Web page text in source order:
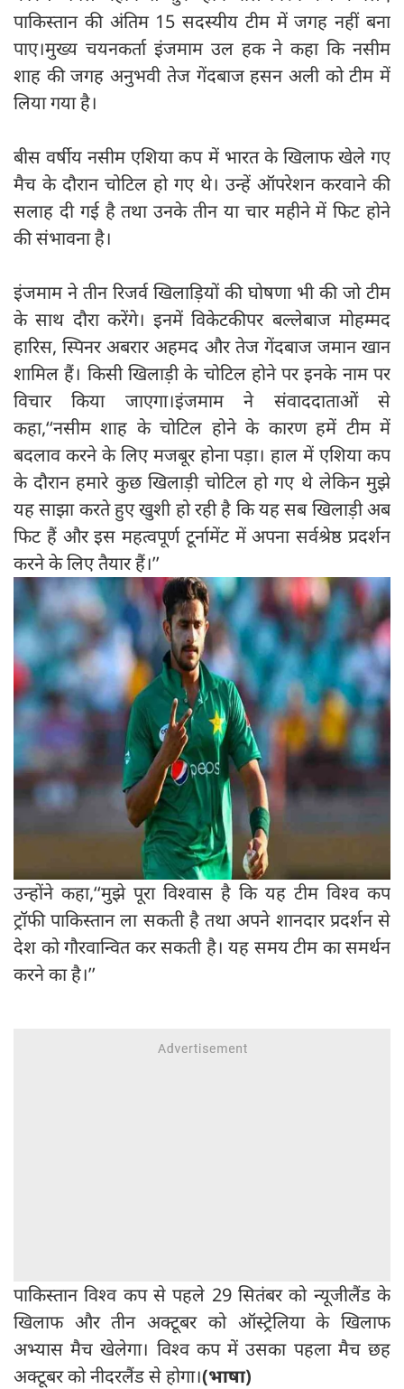
पाकिस्तान की अंतिम 15 सदस्यीय टीम में जगह नहीं बना
पाए।मुख्य चयनकर्ता इंजमाम उल हक ने कहा कि नसीम
शाह की जगह अनुभवी तेज गेंदबाज हसन अली को टीम में
लिया गया है।
बीस वर्षीय नसीम एशिया कप में भारत के खिलाफ खेले गए
मैच के दौरान चोटिल हो गए थे। उन्हें ऑपरेशन करवाने की
सलाह दी गई है तथा उनके तीन या चार महीने में फिट होने
की संभावना है।
इंजमाम ने तीन रिजर्व खिलाड़ियों की घोषणा भी की जो टीम
के साथ दौरा करेंगे। इनमें विकेटकीपर बल्लेबाज मोहम्मद
हारिस, स्पिनर अबरार अहमद और तेज गेंदबाज जमान खान
शामिल हैं। किसी खिलाड़ी के चोटिल होने पर इनके नाम पर
विचार किया जाएगा।इंजमाम ने संवाददाताओं से
कहा,‘‘नसीम शाह के चोटिल होने के कारण हमें टीम में
बदलाव करने के लिए मजबूर होना पड़ा। हाल में एशिया कप
के दौरान हमारे कुछ खिलाड़ी चोटिल हो गए थे लेकिन मुझे
यह साझा करते हुए खुशी हो रही है कि यह सब खिलाड़ी अब
फिट हैं और इस महत्वपूर्ण टूर्नामेंट में अपना सर्वश्रेष्ठ प्रदर्शन
करने के लिए तैयार हैं।’’
उन्होंने कहा,‘‘मुझे पूरा विश्वास है कि यह टीम विश्व कप
ट्रॉफी पाकिस्तान ला सकती है तथा अपने शानदार प्रदर्शन से
देश को गौरवान्वित कर सकती है। यह समय टीम का समर्थन
करने का है।’’
पाकिस्तान विश्व कप से पहले 29 सितंबर को न्यूजीलैंड के
खिलाफ और तीन अक्टूबर को ऑस्ट्रेलिया के खिलाफ
अभ्यास मैच खेलेगा। विश्व कप में उसका पहला मैच छह
अक्टूबर को नीदरलैंड से होगा।(भाषा)